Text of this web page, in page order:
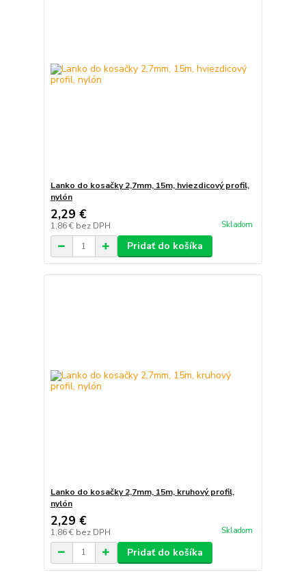
Lanko do kosačky 2,7mm, 15m, hviezdicový profil,
nylón
2,29 €
1,86 € bez DPH Skladom
Pridať do košíka
Lanko do kosačky 2,7mm, 15m, kruhový profil,
nylón
2,29 €
1,86 € bez DPH Skladom
Pridať do košíka